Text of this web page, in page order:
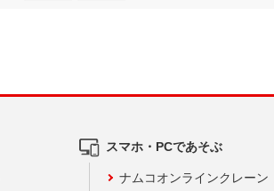
スマホ・PCであそぶ
ナムコオンラインクレーン